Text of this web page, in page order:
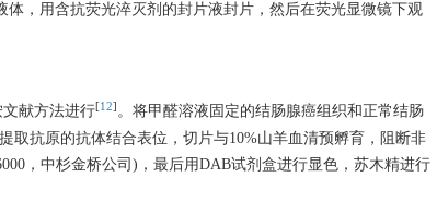
，用含抗荧光淬灭剂的封片液封片，然后在荧光显微镜下观
献方法进行[12] 。将甲醛溶液固定的结肠腺癌组织和正常结肠
取抗原的抗体结合表位，切片与10%山羊血清预孵育，阻断非
，中杉金桥公司)，最后用DAB试剂盒进行显色，苏木精进行